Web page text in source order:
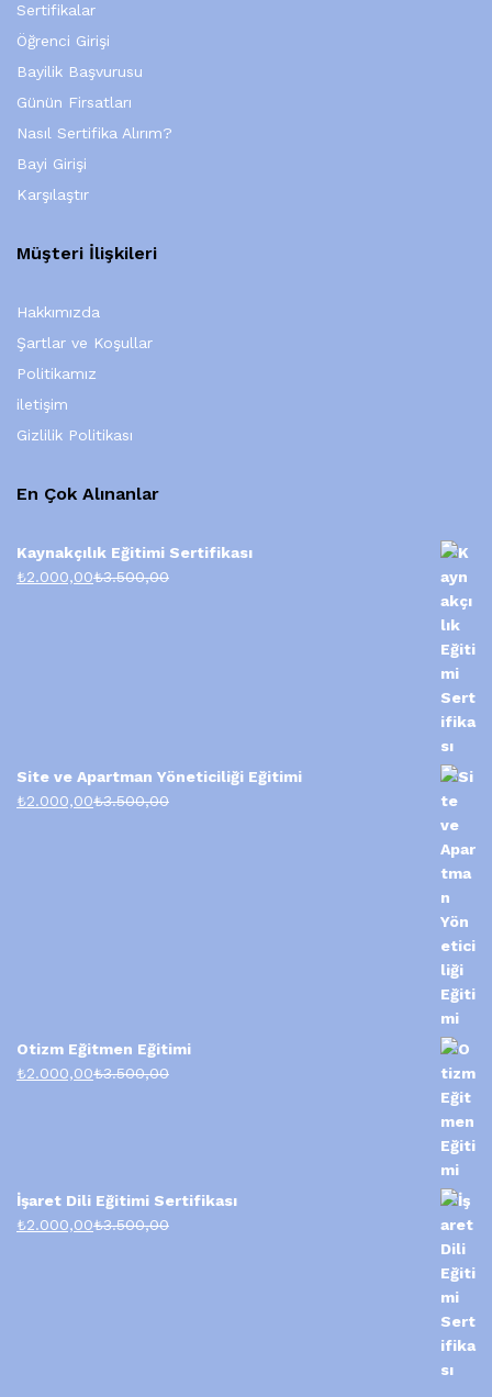
Sertifikalar
Öğrenci Girişi
Bayilik Başvurusu
Günün Firsatları
Nasıl Sertifika Alırım?
Bayi Girişi
Karşılaştır
Müşteri İlişkileri
Hakkımızda
Şartlar ve Koşullar
Politikamız
iletişim
Gizlilik Politikası
En Çok Alınanlar
Kaynakçılık Eğitimi Sertifikası
₺2.000,00₺3.500,00
Site ve Apartman Yöneticiliği Eğitimi
₺2.000,00₺3.500,00
Otizm Eğitmen Eğitimi
₺2.000,00₺3.500,00
İşaret Dili Eğitimi Sertifikası
₺2.000,00₺3.500,00